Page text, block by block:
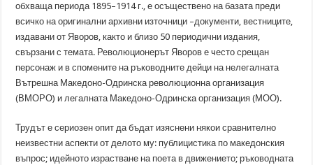
обхваща периода 1895–1914 г., е осъществено на базата преди
всичко на оригинални архивни източници –документи, вестниците,
издавани от Яворов, както и близо 50 периодични издания,
свързани с темата. Революционерът Яворов е често срещан
персонаж и в спомените на ръководните дейци на нелегалната
Вътрешна Македоно-Одринска революционна организация
(ВМОРО) и легалната Македоно-Одринска организация (МОО).
Трудът е сериозен опит да бъдат изяснени някои сравнително
неизвестни аспекти от делото му: публицистика по македонския
въпрос; идейното израстване на поета в движението; ръководната